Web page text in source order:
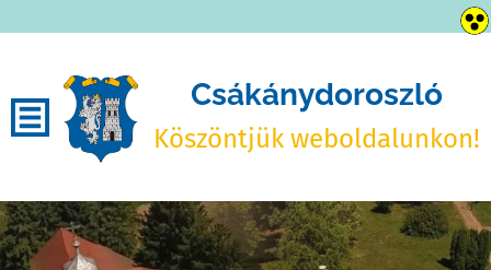
Csákánydoroszló
Köszöntjük weboldalunkon!